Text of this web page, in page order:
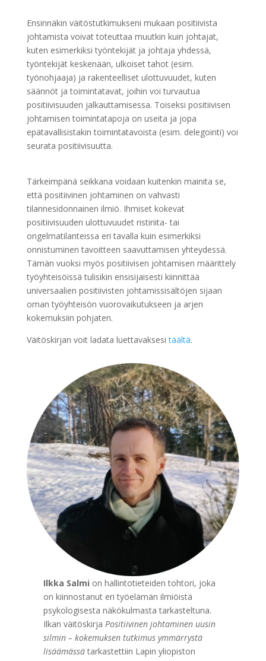
Ensinnäkin väitöstutkimukseni mukaan positiivista
johtamista voivat toteuttaa muutkin kuin johtajat,
kuten esimerkiksi työntekijät ja johtaja yhdessä,
työntekijät keskenään, ulkoiset tahot (esim.
työnohjaaja) ja rakenteelliset ulottuvuudet, kuten
säännöt ja toimintatavat, joihin voi turvautua
positiivisuuden jalkauttamisessa. Toiseksi positiivisen
johtamisen toimintatapoja on useita ja jopa
epätavallisistakin toimintatavoista (esim. delegointi) voi
seurata positiivisuutta.
Tärkeimpänä seikkana voidaan kuitenkin mainita se,
että positiivinen johtaminen on vahvasti
tilannesidonnainen ilmiö. Ihmiset kokevat
positiivisuuden ulottuvuudet ristiriita- tai
ongelmatilanteissa eri tavalla kuin esimerkiksi
onnistuminen tavoitteen saavuttamisen yhteydessä.
Tämän vuoksi myös positiivisen johtamisen määrittely
työyhteisöissä tulisikin ensisijaisesti kiinnittää
universaalien positiivisten johtamissisältöjen sijaan
oman työyhteisön vuorovaikutukseen ja arjen
kokemuksiin pohjaten.
Väitöskirjan voit ladata luettavaksesitäältä.
Ilkka Salmi on hallintotieteiden tohtori, joka
on kiinnostanut eri työelämän ilmiöistä
psykologisesta näkökulmasta tarkasteltuna.
Ilkan väitöskirja Positiivinen johtaminen uusin
silmin – kokemuksen tutkimus ymmärrystä
lisäämässätarkastettiin Lapin yliopiston